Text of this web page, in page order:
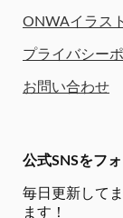
ONWAイラス
プライバシー
お問い合わせ
公式SNSをフ
毎日更新してま
ます！